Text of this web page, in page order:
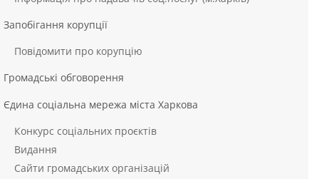
Запобігання корупції
Повідомити про корупцію
Громадські обговорення
Єдина соціальна мережа міста Харкова
Конкурс соціальних проєктів
Видання
Сайти громадських організацій